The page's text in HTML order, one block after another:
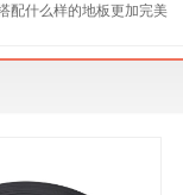
配什么样的地板更加完美